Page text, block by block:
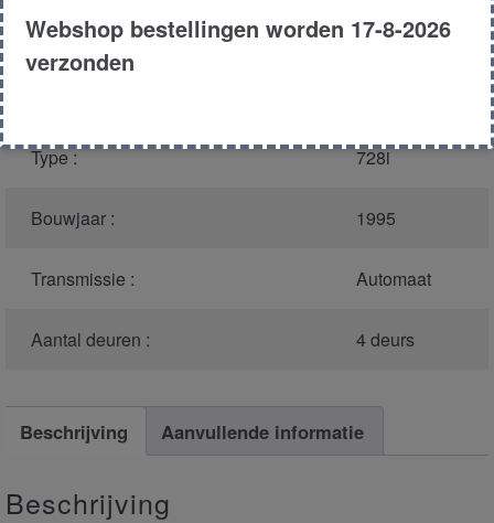
Carroserie : Sedan
Type : 728i
Bouwjaar : 1995
Transmissie : Automaat
Aantal deuren : 4 deurs
Beschrijving Aanvullende informatie
Beschrijving
Webshop bestellingen worden 17-8-2026
verzonden